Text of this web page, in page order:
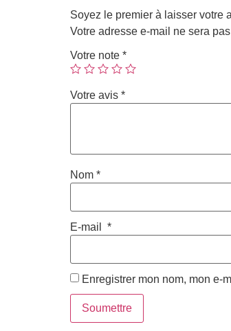
Soyez le premier à laisser votre
Votre adresse e-mail ne sera
Votre note *
Votre avis *
Nom *
E-mail *
Enregistrer mon nom, mon e-